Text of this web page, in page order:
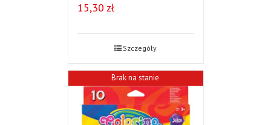
15,30 zł
Szczegóły
Brak na stanie